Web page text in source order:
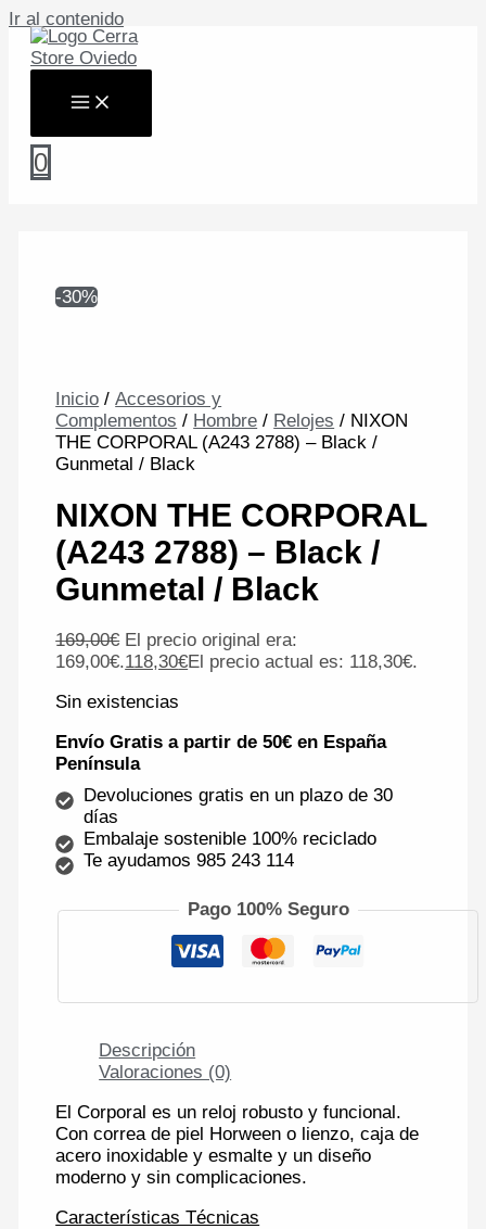
Ir al contenido
0
-30%
Inicio /Accesorios y
Complementos / Hombre / Relojes / NIXON
THE CORPORAL (A243 2788) – Black /
Gunmetal / Black
NIXON THE CORPORAL
(A243 2788) – Black /
Gunmetal / Black
169,00€ El precio original era:
169,00€.118,30€El precio actual es: 118,30€.
Sin existencias
Envío Gratis a partir de 50€ en España
Península
Devoluciones gratis en un plazo de 30
días
Embalaje sostenible 100% reciclado
Te ayudamos 985 243 114
Pago 100% Seguro
Descripción
Valoraciones (0)
El Corporal es un reloj robusto y funcional.
Con correa de piel Horween o lienzo, caja de
acero inoxidable y esmalte y un diseño
moderno y sin complicaciones.
Características Técnicas